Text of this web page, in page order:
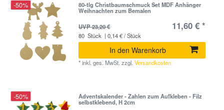
-50% 80-tlg Christbaumschmuck Set MDF Anhänger
Weihnachten zum Bemalen
UVP 23,20 €
11,60 € *
80 Stück | 0,14 € / Stück
In den Warenkorb
*inkl. ges. MwSt. zzgl.Versandkosten
-50% Adventskalender - Zahlen zum Aufkleben - Filz
selbstklebend, H 2cm